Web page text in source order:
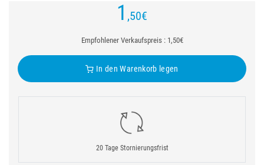
1 ,50€
Empfohlener Verkaufspreis : 1,50€
In den Warenkorb legen
20 Tage Stornierungsfrist